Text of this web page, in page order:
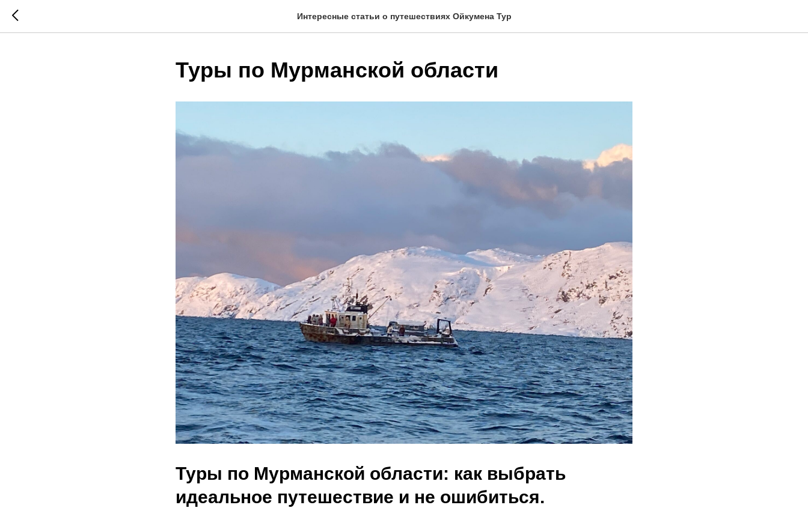
Интересные статьи о путешествиях Ойкумена Тур
Туры по Мурманской области
Туры по Мурманской области: как выбрать
идеальное путешествие и не ошибиться.